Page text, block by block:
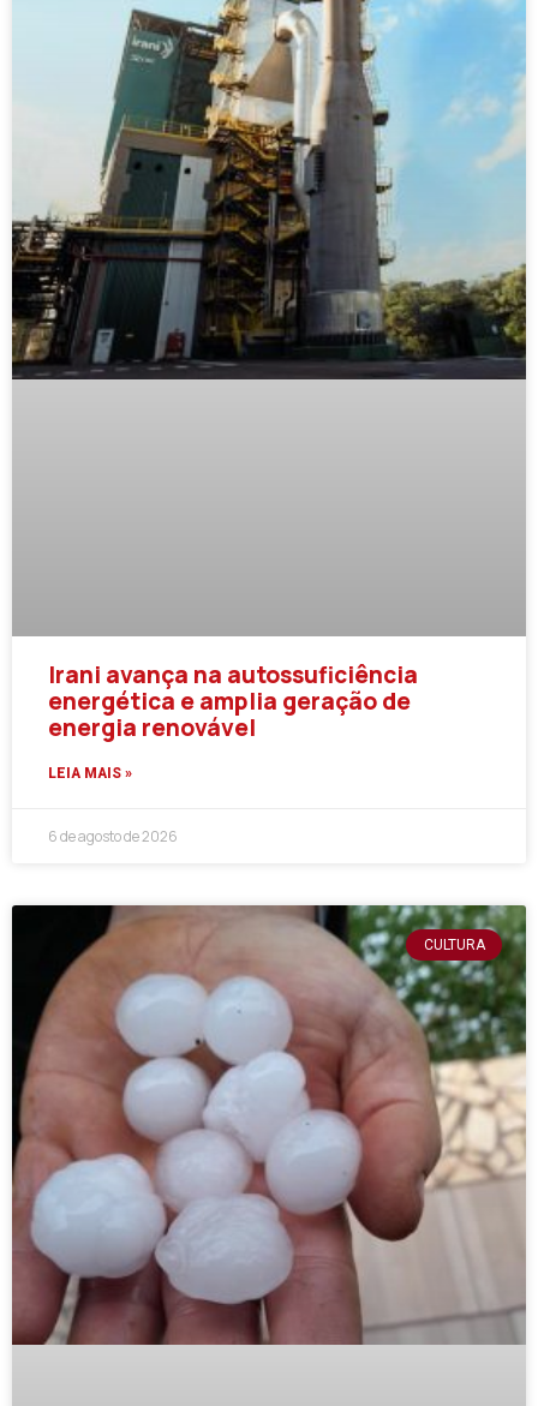
Irani avança na autossuficiência
energética e amplia geração de
energia renovável
LEIA MAIS »
6 de agosto de 2026
CULTURA